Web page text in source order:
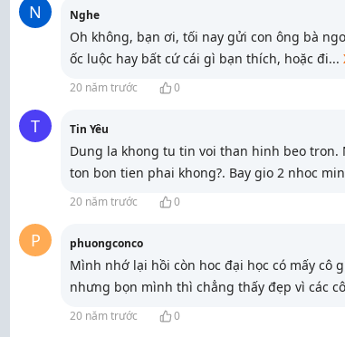
N Nghe
Oh không, bạn ơi, tối nay gửi con ông bà
ốc luộc hay bất cứ cái gì bạn thích, hoặc đi...
20 năm trước 0
T Tin Yêu
Dung la khong tu tin voi than hinh beo
ton bon tien phai khong?. Bay gio 2 nhoc
20 năm trước 0
P phuongconco
Mình nhớ lại hồi còn hoc đại học có mấy cô
nhưng bọn mình thì chẳng thấy đẹp vì các
20 năm trước 0